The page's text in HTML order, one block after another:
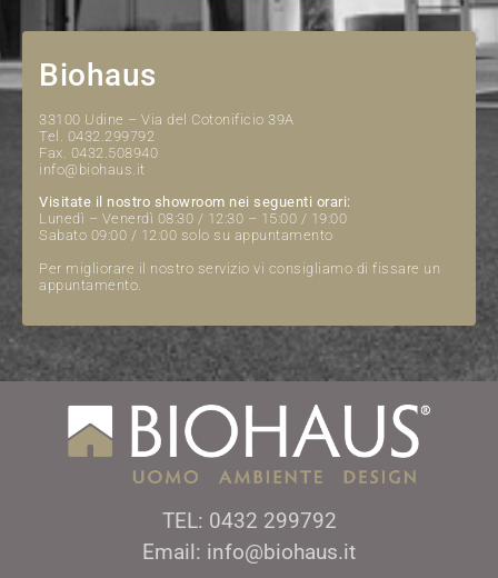
Biohaus
33100 Udine – Via del Cotonificio 39A
Tel. 0432.299792
Fax. 0432.508940
info@biohaus.it
Visitate il nostro showroom nei seguenti orari:
Lunedì – Venerdì 08:30 / 12:30 – 15:00 / 19:00
Sabato 09:00 / 12:00 solo su appuntamento
Per migliorare il nostro servizio vi consigliamo di fissare un
appuntamento.
TEL: 0432 299792
Email: info@biohaus.it